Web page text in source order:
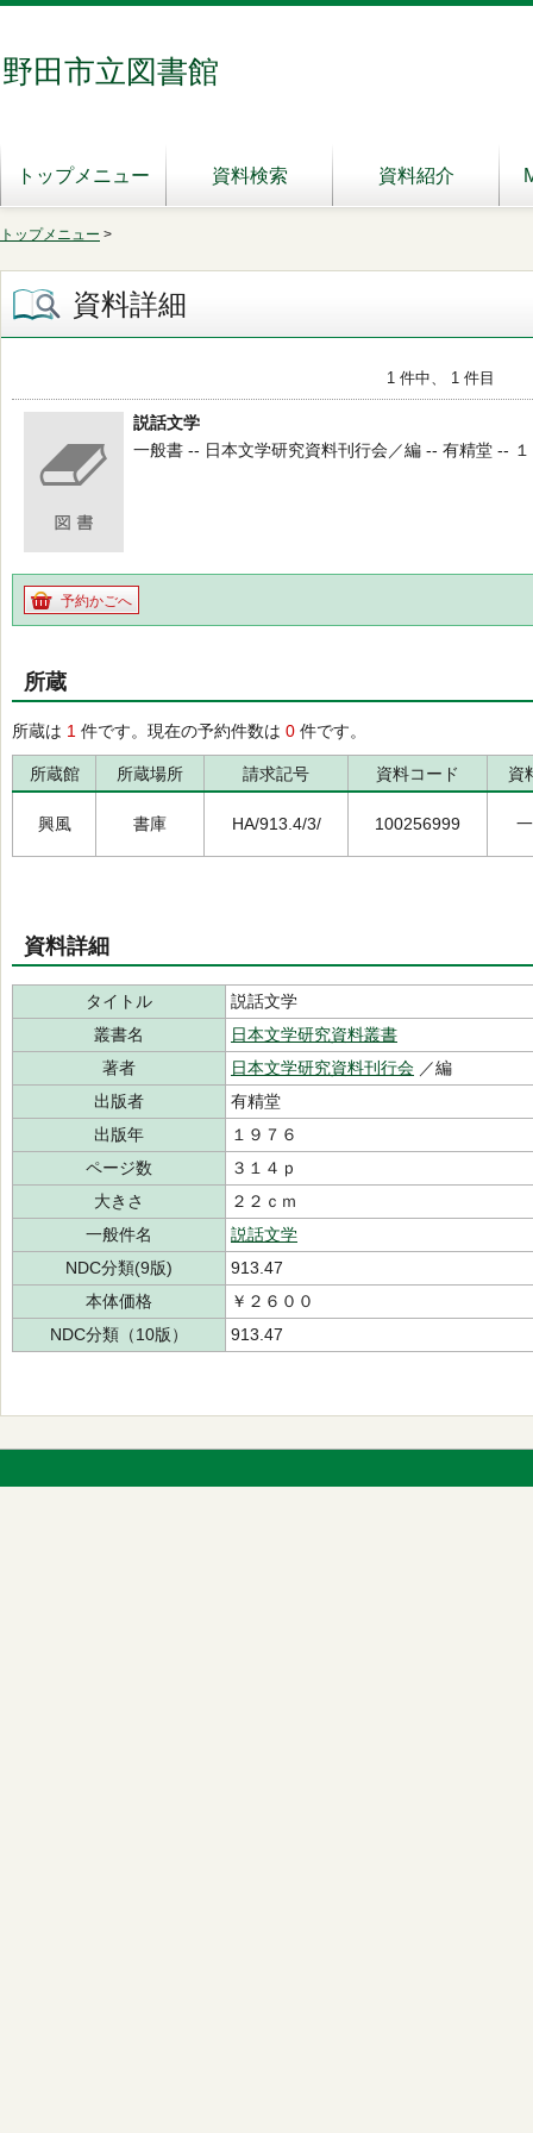
野田市立図書館
トップメニュー 資料検索 資料紹介
トップメニュー >
資料詳細
1 件中、 1 件目
説話文学
一般書 -- 日本文学研究資料刊行会／編 -- 有精堂 --
予約かごへ
所蔵
所蔵は 1 件です。現在の予約件数は 0 件です。
所蔵館 所蔵場所 請求記号 資料コード 資
興風 書庫 HA/913.4/3/ 100256999
資料詳細
タイトル
説話文学
叢書名
日本文学研究資料叢書
著者
日本文学研究資料刊行会 ／編
出版者
有精堂
出版年
１９７６
ページ数
３１４ｐ
大きさ
２２ｃｍ
一般件名
説話文学
NDC分類(9版)
913.47
本体価格
￥２６００
NDC分類（10版）
913.47